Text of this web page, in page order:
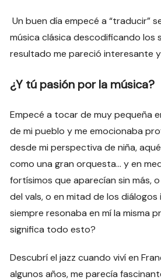
Un buen día empecé a “traducir”
música clásica descodificando los
resultado me pareció interesante
¿Y tú pasión por la música?
Empecé a tocar de muy pequeña
de mi pueblo y me emocionaba
desde mi perspectiva de niña,
como una gran orquesta… y en
fortísimos que aparecían sin más,
del vals, o en mitad de los
siempre resonaba en mí la misma
significa todo esto?
Descubrí el jazz cuando viví en
algunos años, me parecía